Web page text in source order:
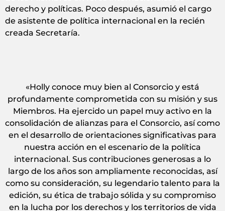
derecho y políticas. Poco después, asumió el cargo
de asistente de política internacional en la recién
creada Secretaría.
«Holly conoce muy bien al Consorcio y está
profundamente comprometida con su misión y sus
Miembros. Ha ejercido un papel muy activo en la
consolidación de alianzas para el Consorcio, así como
en el desarrollo de orientaciones significativas para
nuestra acción en el escenario de la política
internacional. Sus contribuciones generosas a lo
largo de los años son ampliamente reconocidas, así
como su consideración, su legendario talento para la
edición, su ética de trabajo sólida y su compromiso
en la lucha por los derechos y los territorios de vida